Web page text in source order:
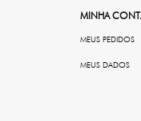
MINHA
MEUS PEDIDOS
MEUS DADOS